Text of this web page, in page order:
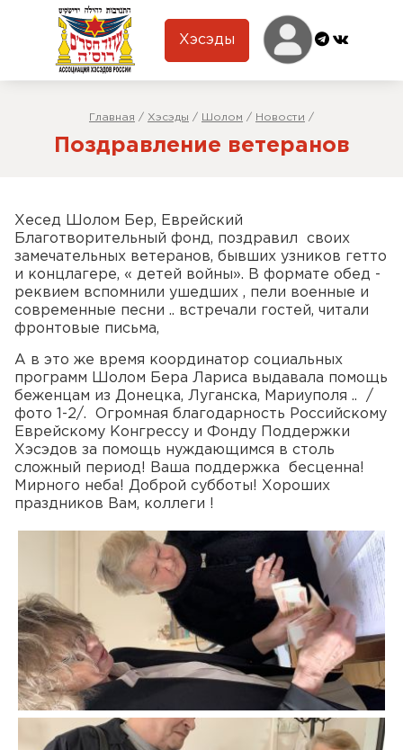
Хэсэды
Главная / Хэсэды / Шолом / Новости /
Поздравление ветеранов
Хесед Шолом Бер, Еврейский
Благотворительный фонд, поздравил своих
замечательных ветеранов, бывших узников гетто
и концлагере, « детей войны». В формате обед -
реквием вспомнили ушедших , пели военные и
современные песни .. встречали гостей, читали
фронтовые письма,
А в это же время координатор социальных
программ Шолом Бера Лариса выдавала помощь
беженцам из Донецка, Луганска, Мариуполя .. /
фото 1-2/. Огромная благодарность Российскому
Еврейскому Конгрессу и Фонду Поддержки
Хэсэдов за помощь нуждающимся в столь
сложный период! Ваша поддержка бесценна!
Мирного неба! Доброй субботы! Хороших
праздников Вам, коллеги !